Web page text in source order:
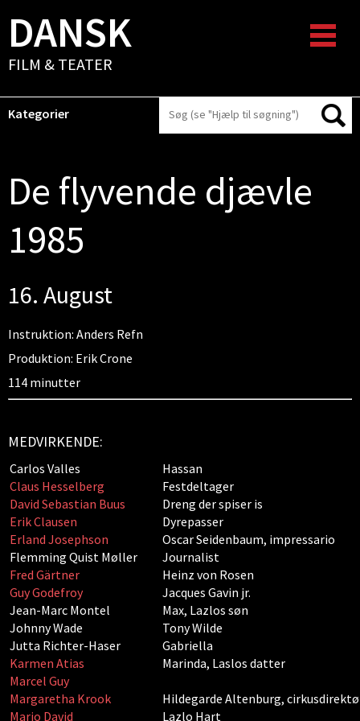
DANSK
FILM & TEATER
Kategorier
De flyvende djævle
1985
16. August
Instruktion: Anders Refn
Produktion: Erik Crone
114 minutter
MEDVIRKENDE:
Carlos Valles
Hassan
Claus Hesselberg
Festdeltager
David Sebastian Buus
Dreng der spiser is
Erik Clausen
Dyrepasser
Erland Josephson
Oscar Seidenbaum, impressario
Flemming Quist Møller
Journalist
Fred Gärtner
Heinz von Rosen
Guy Godefroy
Jacques Gavin jr.
Jean-Marc Montel
Max, Lazlos søn
Johnny Wade
Tony Wilde
Jutta Richter-Haser
Gabriella
Karmen Atias
Marinda, Laslos datter
Marcel Guy
Margaretha Krook
Hildegarde Altenburg,
Mario David
Lazlo Hart